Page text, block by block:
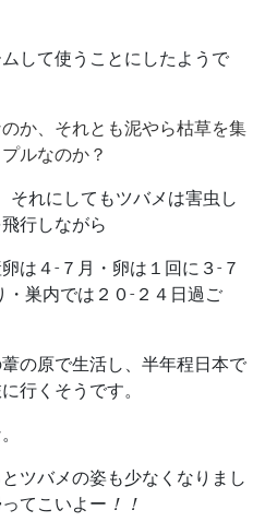
して使うことにしたようで
か、それとも泥やら枯草を集
ルなのか？
れにしてもツバメ は害虫し
行しながら
は４-７月・卵は１回に３-７
巣内では２０-２４日過ご
の原で生活し、半年程日本で
行くそうです。
。
ツバメの姿も少なくなりまし
てこいよー ！！